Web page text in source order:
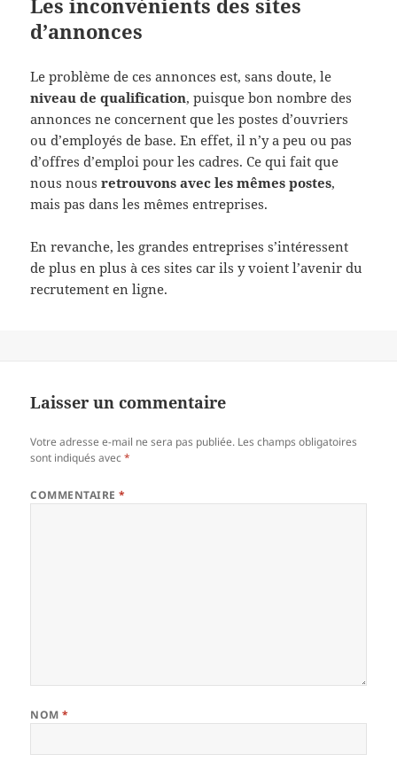
Les inconvénients des sites
d’annonces
Le problème de ces annonces est, sans doute, le
niveau de qualification, puisque bon nombre des
annonces ne concernent que les postes d’ouvriers
ou d’employés de base. En effet, il n’y a peu ou pas
d’offres d’emploi pour les cadres. Ce qui fait que
nous nousretrouvons avec les mêmes postes,
mais pas dans les mêmes entreprises.
En revanche, les grandes entreprises s’intéressent
de plus en plus à ces sites car ils y voient l’avenir du
recrutement en ligne.
Laisser un commentaire
Votre adresse e-mail ne sera pas publiée. Les champs obligatoires
sont indiqués avec*
COMMENTAIRE*
NOM*